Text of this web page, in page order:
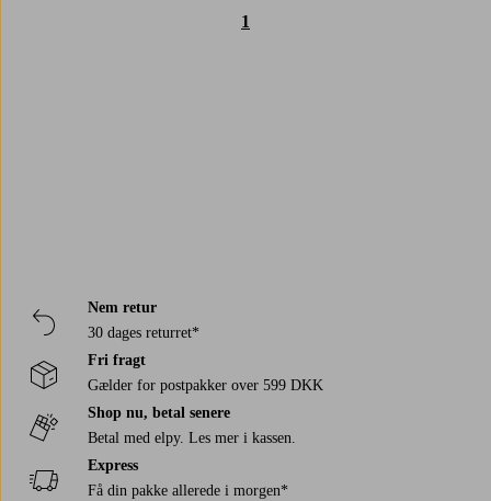
1
Nem retur
30 dages returret*
Fri fragt
Gælder for postpakker over 599 DKK
Shop nu, betal senere
Betal med elpy. Les mer i kassen.
Express
Få din pakke allerede i morgen*